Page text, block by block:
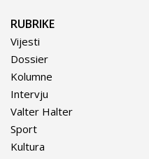
RUBRIKE
Vijesti
Dossier
Kolumne
Intervju
Valter Halter
Sport
Kultura